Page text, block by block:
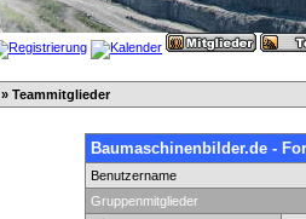
» Teammitglieder
Baumaschinenbilder.de -
Benutzername
Gruppenmitglieder